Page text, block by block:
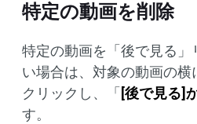
特定の動画を削除
特定の動画を「後で見る」
い場合は、対象の動画の横
クリックし、「 [後で見る]
す。